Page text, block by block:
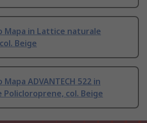
Mapa in Lattice naturale
Beige
ADVANTECH 522 in
col. Beige